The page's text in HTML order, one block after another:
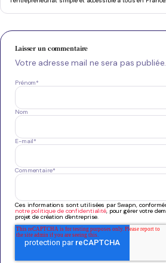
Laisser un commentaire
Votre adresse mail ne sera pas publiée.
Prénom*
Nom
E-mail*
Commentaire*
Ces informations sont utilisées par Swapn,
notre politique de confidentialité, pour gérer votre
projet de création d'entreprise.